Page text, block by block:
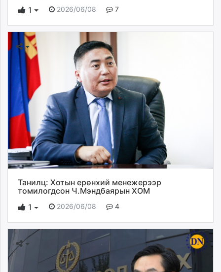
1
2026/06/08 7
Танилц: Хотын ерөнхий менежерээр
томилогдсон Ч.Мэндбаярын ХОМ
1
2026/06/08 4